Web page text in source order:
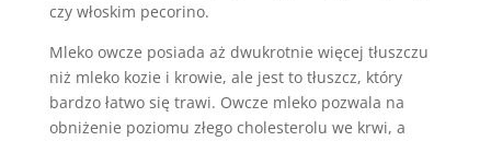
czy włoskim pecorino.
Mleko owcze posiada aż dwukrotnie więcej tłuszczu
niż mleko kozie i krowie, ale jest to tłuszcz, który
bardzo łatwo się trawi. Owcze mleko pozwala na
obniżenie poziomu złego cholesterolu we krwi, a